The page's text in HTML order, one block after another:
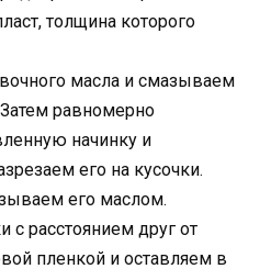
толщина которого
масла и смазываем
равномерно
начинку и
его на кусочки.
его маслом.
расстоянием друг от
пленкой и оставляем в